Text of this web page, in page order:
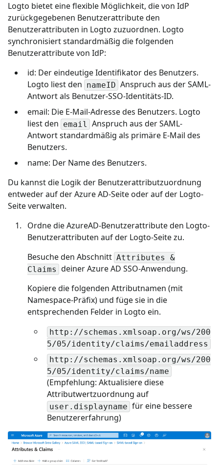
Logto bietet eine flexible Möglichkeit, die von IdP
zurückgegebenen Benutzerattribute den
Benutzerattributen in Logto zuzuordnen. Logto
synchronisiert standardmäßig die folgenden
Benutzerattribute von IdP:
id: Der eindeutige Identifikator des Benutzers.
Logto liest den nameID Anspruch aus der SAML-
Antwort als Benutzer-SSO-Identitäts-ID.
email: Die E-Mail-Adresse des Benutzers. Logto
liest den email Anspruch aus der SAML-
Antwort standardmäßig als primäre E-Mail des
Benutzers.
name: Der Name des Benutzers.
Du kannst die Logik der Benutzerattributzuordnung
entweder auf der Azure AD-Seite oder auf der Logto-
Seite verwalten.
Ordne die AzureAD-Benutzerattribute den Logto-
Benutzerattributen auf der Logto-Seite zu.
Besuche den Abschnitt Attributes &
Claims deiner Azure AD SSO-Anwendung.
Kopiere die folgenden Attributnamen (mit
Namespace-Präfix) und füge sie in die
entsprechenden Felder in Logto ein.
http://schemas.xmlsoap.org/ws/200
5/05/identity/claims/emailaddress
http://schemas.xmlsoap.org/ws/200
5/05/identity/claims/name
(Empfehlung: Aktualisiere diese
Attributwertzuordnung auf
user.displayname für eine bessere
Benutzererfahrung)